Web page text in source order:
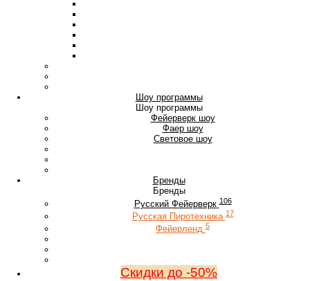
Шоу программы
Шоу программы
Фейерверк шоу
Фаер шоу
Световое шоу
Бренды
Бренды
Русский Фейерверк 106
Русская Пиротехника 17
Фейерленд 5
Скидки до -50%